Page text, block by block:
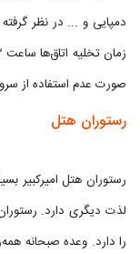
صورت عدم استفاده از
رستوران هتل
رستوران هتل امیرکبیر